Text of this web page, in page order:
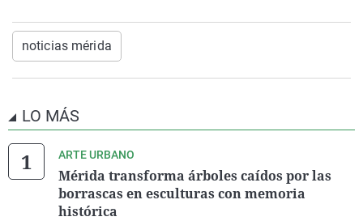
noticias mérida
LO MÁS
ARTE URBANO
Mérida transforma árboles caídos por las
borrascas en esculturas con memoria
histórica